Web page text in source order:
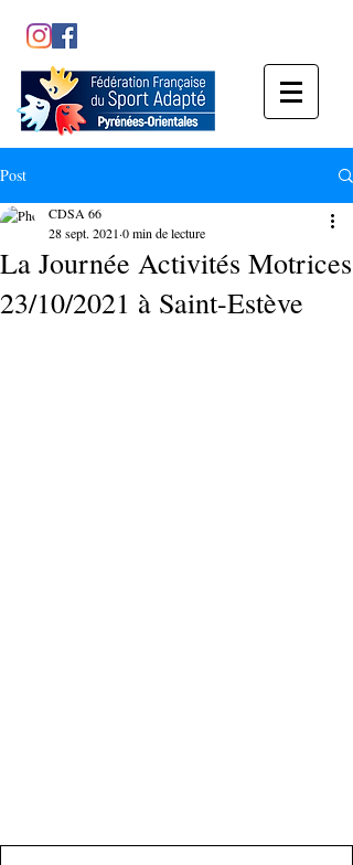
Post
La Journée Activités Motrices
23/10/2021 à Saint-Estève
CDSA 66
28 sept. 2021 0 min de lecture